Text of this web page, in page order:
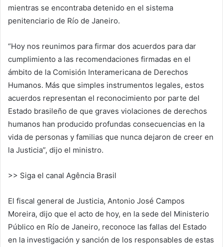
mientras se encontraba detenido en el sistema
penitenciario de Río de Janeiro.
“Hoy nos reunimos para firmar dos acuerdos para dar
cumplimiento a las recomendaciones firmadas en el
ámbito de la Comisión Interamericana de Derechos
Humanos. Más que simples instrumentos legales, estos
acuerdos representan el reconocimiento por parte del
Estado brasileño de que graves violaciones de derechos
humanos han producido profundas consecuencias en la
vida de personas y familias que nunca dejaron de creer en
la Justicia”, dijo el ministro.
>> Siga el canal Agência Brasil
El fiscal general de Justicia, Antonio José Campos
Moreira, dijo que el acto de hoy, en la sede del Ministerio
Público en Río de Janeiro, reconoce las fallas del Estado
en la investigación y sanción de los responsables de estas